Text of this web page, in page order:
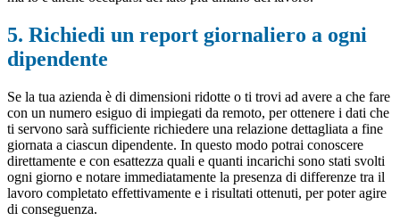
5. Richiedi un report giornaliero a ogni
dipendente
Se la tua azienda è di dimensioni ridotte o ti trovi ad avere a che fare
con un numero esiguo di impiegati da remoto, per ottenere i dati che
ti servono sarà sufficiente richiedere una relazione dettagliata a fine
giornata a ciascun dipendente. In questo modo potrai conoscere
direttamente e con esattezza quali e quanti incarichi sono stati svolti
ogni giorno e notare immediatamente la presenza di differenze tra il
lavoro completato effettivamente e i risultati ottenuti, per poter agire
di conseguenza.